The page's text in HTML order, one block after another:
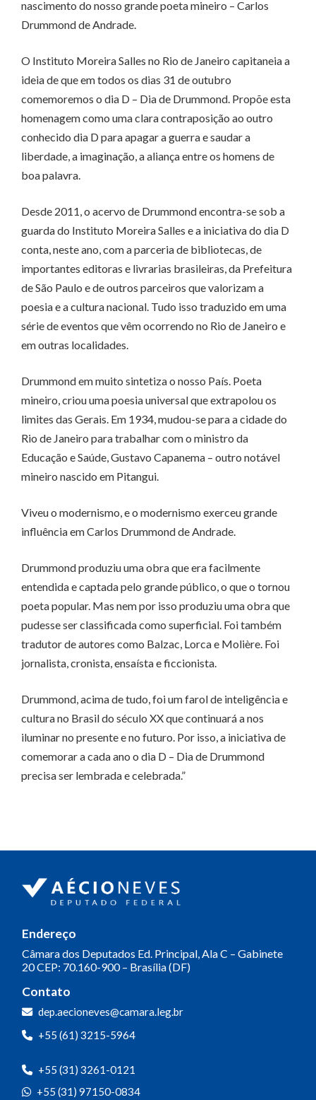
nascimento do nosso grande poeta mineiro – Carlos
Drummond de Andrade.
O Instituto Moreira Salles no Rio de Janeiro capitaneia a
ideia de que em todos os dias 31 de outubro
comemoremos o dia D – Dia de Drummond. Propõe esta
homenagem como uma clara contraposição ao outro
conhecido dia D para apagar a guerra e saudar a
liberdade, a imaginação, a aliança entre os homens de
boa palavra.
Desde 2011, o acervo de Drummond encontra-se sob a
guarda do Instituto Moreira Salles e a iniciativa do dia D
conta, neste ano, com a parceria de bibliotecas, de
importantes editoras e livrarias brasileiras, da Prefeitura
de São Paulo e de outros parceiros que valorizam a
poesia e a cultura nacional. Tudo isso traduzido em uma
série de eventos que vêm ocorrendo no Rio de Janeiro e
em outras localidades.
Drummond em muito sintetiza o nosso País. Poeta
mineiro, criou uma poesia universal que extrapolou os
limites das Gerais. Em 1934, mudou-se para a cidade do
Rio de Janeiro para trabalhar com o ministro da
Educação e Saúde, Gustavo Capanema – outro notável
mineiro nascido em Pitangui.
Viveu o modernismo, e o modernismo exerceu grande
influência em Carlos Drummond de Andrade.
Drummond produziu uma obra que era facilmente
entendida e captada pelo grande público, o que o tornou
poeta popular. Mas nem por isso produziu uma obra que
pudesse ser classificada como superficial. Foi também
tradutor de autores como Balzac, Lorca e Molière. Foi
jornalista, cronista, ensaísta e ficcionista.
Drummond, acima de tudo, foi um farol de inteligência e
cultura no Brasil do século XX que continuará a nos
iluminar no presente e no futuro. Por isso, a iniciativa de
comemorar a cada ano o dia D – Dia de Drummond
precisa ser lembrada e celebrada.”
Endereço
Câmara dos Deputados Ed. Principal, Ala C – Gabinete
20CEP: 70.160-900 – Brasília (DF)
Contato
dep.aecioneves@camara.leg.br
+55 (61) 3215-5964
+55 (31) 3261-0121
+55 (31) 97150-0834